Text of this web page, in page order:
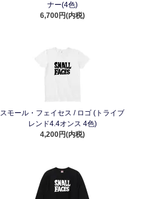
ナー(4色)
6,700円(内税)
スモール・フェイセス / ロゴ (トライブ
レンド4.4オンス 4色)
4,200円(内税)